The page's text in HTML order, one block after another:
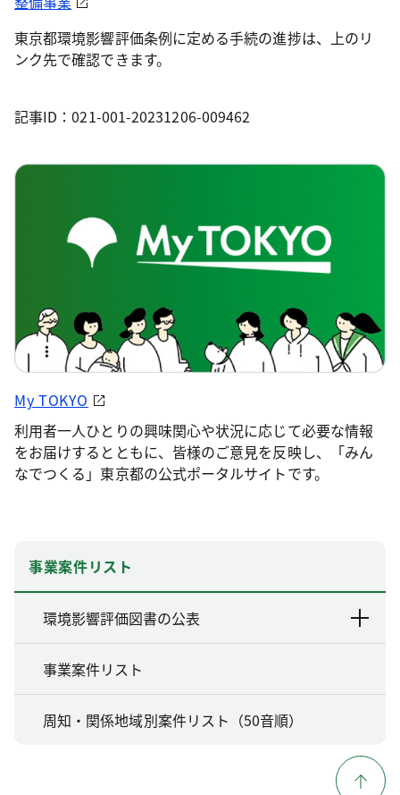
東京都環境影響評価条例に定める手続の進捗は、上のリ
ンク先で確認できます。
記事ID：021-001-20231206-009462
My TOKYO
利用者一人ひとりの興味関心や状況に応じて必要な情報
をお届けするとともに、皆様のご意見を反映し、「みん
なでつくる」東京都の公式ポータルサイトです。
事業案件リスト
環境影響評価図書の公表
事業案件リスト
周知・関係地域別案件リスト（50音順）